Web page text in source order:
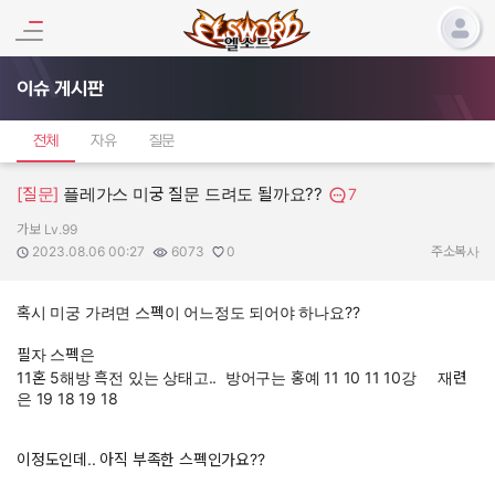
이슈 게시판
전체 자유 질문
[질문] 플레가스 미궁 질문 드려도 될까요?? 7
작성자:
가보 Lv.99
작성일:
2023.08.06 00:27
조회수:
6073
추천수:
0 주소복사
혹시 미궁 가려면 스펙이 어느정도 되어야 하나요??
필자 스펙은
11혼 5해방 흑전 있는 상태고.. 방어구는 홍예 11 10 11 10강 재련
은 19 18 19 18
이정도인데.. 아직 부족한 스펙인가요??